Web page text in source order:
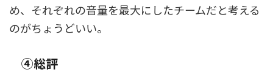
め、それぞれの音量を最大にしたチームだと考える
のがちょうどいい。
④総評